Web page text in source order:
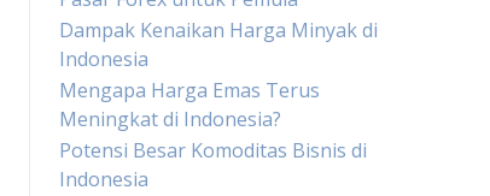
Dampak Kenaikan Harga Minyak di
Indonesia
Mengapa Harga Emas Terus
Meningkat di Indonesia?
Potensi Besar Komoditas Bisnis di
Indonesia